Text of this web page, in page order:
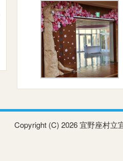
Copyright (C) 2026 宜野座村立